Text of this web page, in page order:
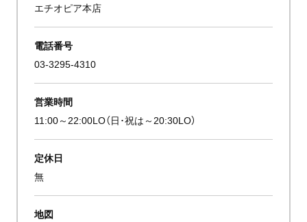
エチオピア本店
電話番号
03-3295-4310
営業時間
11:00～22:00LO（日･祝は～20:30LO）
定休日
無
地図